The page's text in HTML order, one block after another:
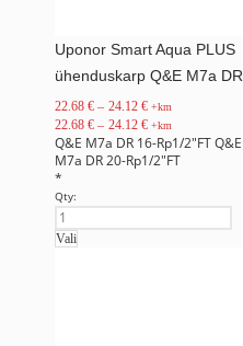
Uponor Smart Aqua PLUS
ühenduskarp Q&E M7a DR
22.68€ – 24.12 € +km
22.68€ – 24.12 € +km
Q&E M7a DR 16-Rp1/2"FTQ&E
M7a DR 20-Rp1/2"FT
*
Qty:
Vali